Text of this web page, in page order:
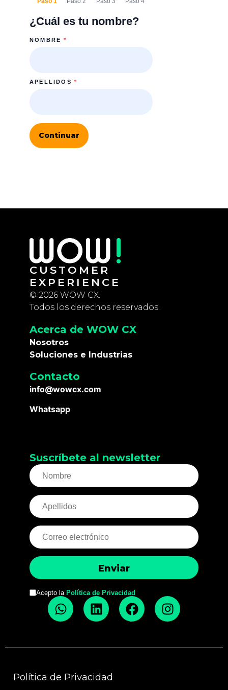
¿Cuál es tu nombre?
NOMBRE*
APELLIDOS *
Continuar
CUSTOMER
EXPERIENCE
© 2026 WOW CX.
Todos los derechos reservados.
Acerca de WOW CX
Nosotros
Soluciones e Industrias
Contacto
info@wowcx.com
Whatsapp
Suscríbete al newsletter
Acepto la Política de Privacidad
Política de Privacidad